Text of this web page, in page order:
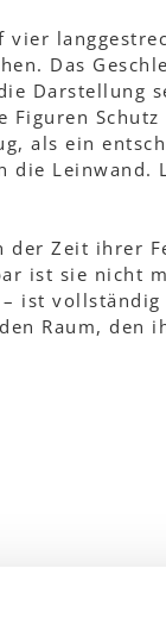
vier
Das
Darstellung
Schutz
als ein
die Leinwand.
der Zeit ihrer
ist sie nicht
ist vollständig
Raum, den